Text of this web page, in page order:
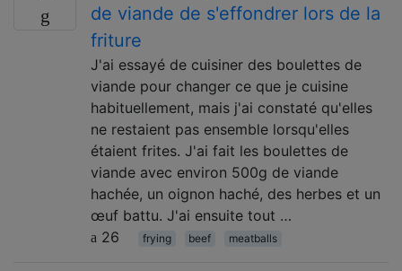
de viande de s'effondrer lors de la
friture
J'ai essayé de cuisiner des boulettes de
viande pour changer ce que je cuisine
habituellement, mais j'ai constaté qu'elles
ne restaient pas ensemble lorsqu'elles
étaient frites. J'ai fait les boulettes de
viande avec environ 500g de viande
hachée, un oignon haché, des herbes et un
œuf battu. J'ai ensuite tout …
26
frying beef meatballs